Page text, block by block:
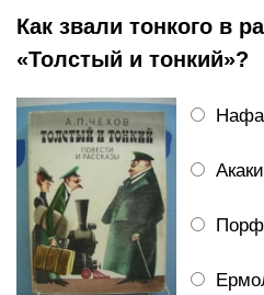
Как звали тонкого в
«Толстый и тонкий»?